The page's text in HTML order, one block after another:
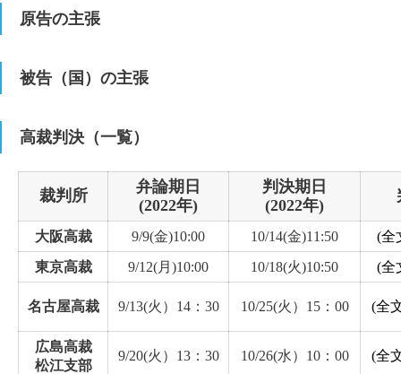
⑦ 有権者数較差が
有権者数
原告の主張
被告（国）の主張
高裁判決（一覧）
裁判所
弁論期日
(2022年)
判決期日
(2022年)
大阪高裁 9/9(金)10:00 10/14(金)11:50
(全
東京高裁
9/12(月)10:00 10/18(火)10:50 (全
名古屋高裁 9/13(火）14：30 10/25(火）15：00 (全
広島高裁
松江支部
9/20(火）13：30 10/26(水）10：00 (全